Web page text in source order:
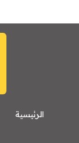
الرئيسية